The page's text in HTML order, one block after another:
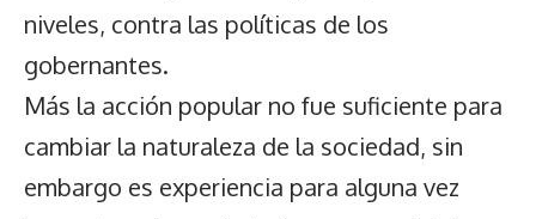
niveles, contra las políticas de los
gobernantes.
Más la acción popular no fue suficiente para
cambiar la naturaleza de la sociedad, sin
embargo es experiencia para alguna vez